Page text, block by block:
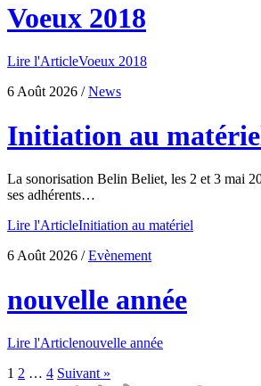
Voeux 2018
Lire l'ArticleVoeux 2018
6 Août 2026 /News
Initiation au
La sonorisation Belin Beliet, les 2 et 3 mai
ses adhérents…
Lire l'ArticleInitiation au matériel
6 Août 2026 /Evènement
nouvelle année
Lire l'Articlenouvelle année
1 2 … 4 Suivant »